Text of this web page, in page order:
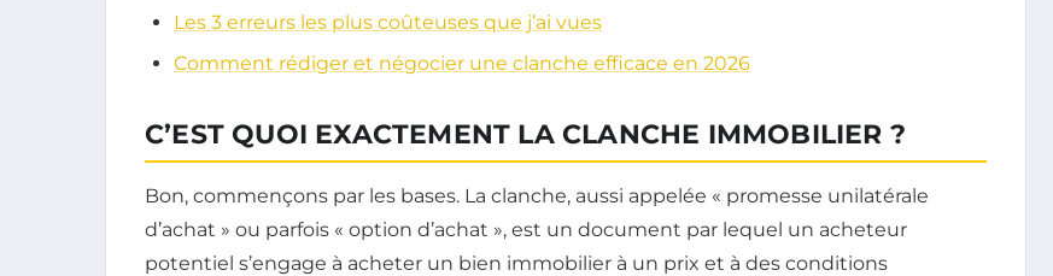
Les 3 erreurs les plus coûteuses que j’ai vues
Comment rédiger et négocier une clanche efficace en 2026
C’EST QUOI EXACTEMENT LA CLANCHE IMMOBILIER ?
Bon, commençons par les bases. La clanche, aussi appelée « promesse unilatérale
d’achat » ou parfois « option d’achat », est un document par lequel un acheteur
potentiel s’engage à acheter un bien immobilier à un prix et à des conditions